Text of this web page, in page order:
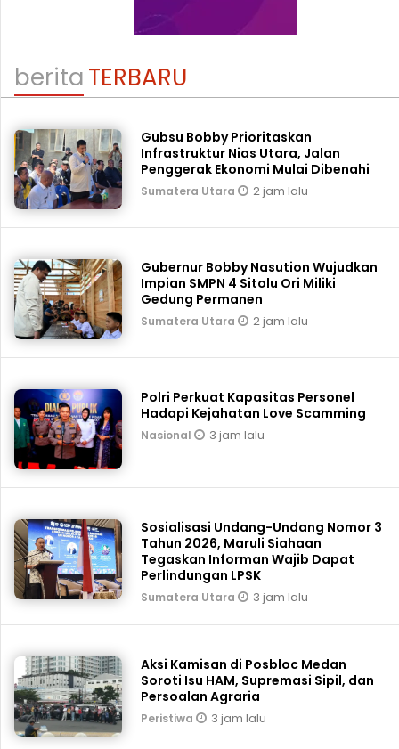
beritaTERBARU
Gubsu Bobby Prioritaskan
Infrastruktur Nias Utara, Jalan
Penggerak Ekonomi Mulai Dibenahi
Sumatera Utara 2 jam lalu
Gubernur Bobby Nasution Wujudkan
Impian SMPN 4 Sitolu Ori Miliki
Gedung Permanen
Sumatera Utara 2 jam lalu
Polri Perkuat Kapasitas Personel
Hadapi Kejahatan Love Scamming
Nasional 3 jam lalu
Sosialisasi Undang-Undang Nomor 3
Tahun 2026, Maruli Siahaan
Tegaskan Informan Wajib Dapat
Perlindungan LPSK
Sumatera Utara 3 jam lalu
Aksi Kamisan di Posbloc Medan
Soroti Isu HAM, Supremasi Sipil, dan
Persoalan Agraria
Peristiwa 3 jam lalu